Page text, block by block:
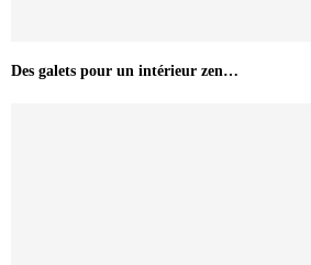
Des galets pour un intérieur zen…